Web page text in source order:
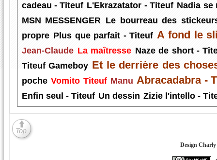
cadeau - Titeuf L'Ekrazatator - Titeuf Nadia se
MSN MESSENGER Le bourreau des
propre Plus que parfait - Titeuf A fond le
Jean-Claude La maîtresse Naze de short -
Titeuf Gameboy Et le derrière des
poche Vomito Titeuf Manu Abracadabra -
Enfin seul - Titeuf Un dessin Zizie l'intello -
Design